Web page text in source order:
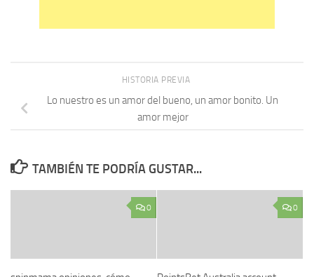
HISTORIA PREVIA
Lo nuestro es un amor del bueno, un amor bonito. Un
amor mejor
TAMBIÉN TE PODRÍA GUSTAR...
0 0